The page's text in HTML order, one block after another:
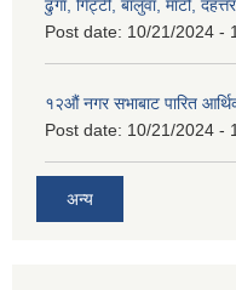
ढुंगा, गिट्टी, बालुवा, माटो,
Post date: 10/21/2024 -
१२औं नगर सभाबाट पारित
Post date: 10/21/2024 -
अन्य